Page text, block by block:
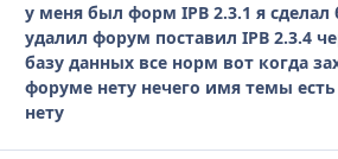
у меня был форм IPB 2.3.1 я сделал
удалил форум поставил IPB 2.3.4
базу данных все норм вот когда
форуме нету нечего имя темы есть
нету